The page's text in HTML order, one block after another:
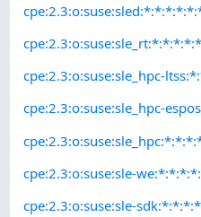
cpe:2.3:o:suse:sle_hpc-
cpe:2.3:o:suse:sle_hpc-
cpe:2.3:o:suse:sle-
cpe:2.3:o:suse:sle-